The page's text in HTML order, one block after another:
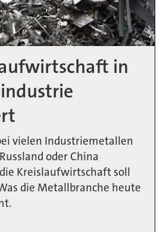
in
vielen Industriemetallen
oder China
Kreislaufwirtschaft soll
die Metallbranche heute